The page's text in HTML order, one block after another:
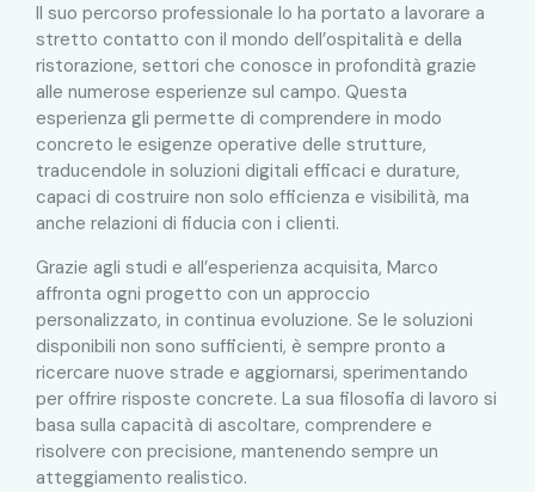
Il suo percorso professionale lo ha portato a lavorare a
stretto contatto con il mondo dell’ospitalità e della
ristorazione, settori che conosce in profondità grazie
alle numerose esperienze sul campo. Questa
esperienza gli permette di comprendere in modo
concreto le esigenze operative delle strutture,
traducendole in soluzioni digitali efficaci e durature,
capaci di costruire non solo efficienza e visibilità, ma
anche relazioni di fiducia con i clienti.
Grazie agli studi e all’esperienza acquisita, Marco
affronta ogni progetto con un approccio
personalizzato, in continua evoluzione. Se le soluzioni
disponibili non sono sufficienti, è sempre pronto a
ricercare nuove strade e aggiornarsi, sperimentando
per offrire risposte concrete. La sua filosofia di lavoro si
basa sulla capacità di ascoltare, comprendere e
risolvere con precisione, mantenendo sempre un
atteggiamento realistico.